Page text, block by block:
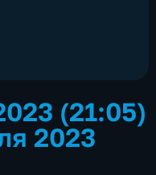
(21:05)
2023